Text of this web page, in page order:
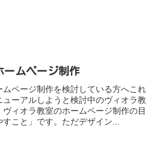
ームページ制作
ページ制作を検討している方へこれ
ーアルしようと検討中のヴィオラ教
ィオラ教室のホームページ制作の目
こと」です。ただデザイン...